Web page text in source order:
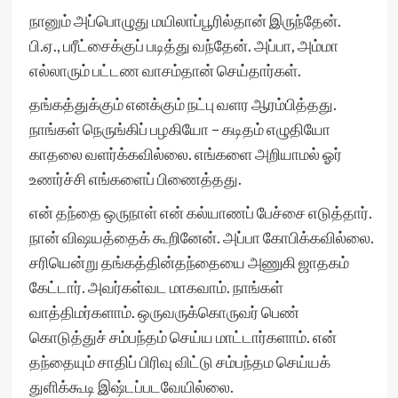
நானும் அப்பொழுது மயிலாப்பூரில்தான் இருந்தேன்.
பி.ஏ., பரீட்சைக்குப் படித்து வந்தேன். அப்பா, அம்மா
எல்லாரும் பட்டண வாசம்தான் செய்தார்கள்.
தங்கத்துக்கும் எனக்கும் நட்பு வளர ஆரம்பித்தது.
நாங்கள் நெருங்கிப் பழகியோ – கடிதம் எழுதியோ
காதலை வளர்க்கவில்லை. எங்களை அறியாமல் ஓர்
உணர்ச்சி எங்களைப் பிணைத்தது.
என் தந்தை ஒருநாள் என் கல்யாணப் பேச்சை எடுத்தார்.
நான் விஷயத்தைக் கூறினேன். அப்பா கோபிக்கவில்லை.
சரியென்று தங்கத்தின்தந்தையை அணுகி ஜாதகம்
கேட்டார். அவர்கள்வட மாகவாம். நாங்கள்
வாத்திமர்களாம். ஒருவருக்கொருவர் பெண்
கொடுத்துச் சம்பந்தம் செய்ய மாட்டார்களாம். என்
தந்தையும் சாதிப் பிரிவு விட்டு சம்பந்தம செய்யக்
துளிக்கூடி இஷ்டப்படவேயில்லை.